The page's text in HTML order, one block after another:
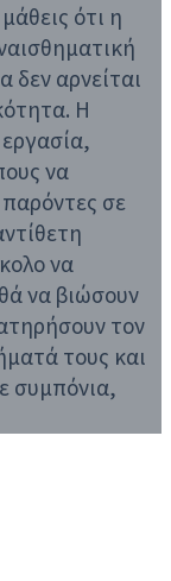
ότι η
δεν αρνείται
Η
να
σε
να
να βιώσουν
τον
τους και
συμπόνια,